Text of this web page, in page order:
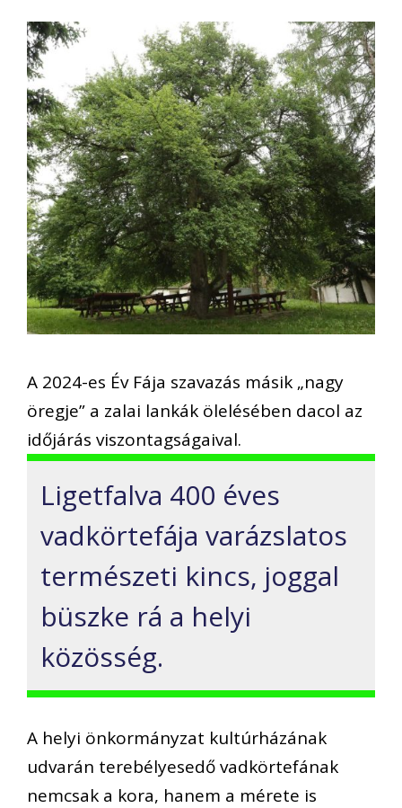
A 2024-es Év Fája szavazás másik „nagy
öregje” a zalai lankák ölelésében dacol az
időjárás viszontagságaival.
Ligetfalva 400 éves
vadkörtefája varázslatos
természeti kincs, joggal
büszke rá a helyi
közösség.
A helyi önkormányzat kultúrházának
udvarán terebélyesedő vadkörtefának
nemcsak a kora, hanem a mérete is